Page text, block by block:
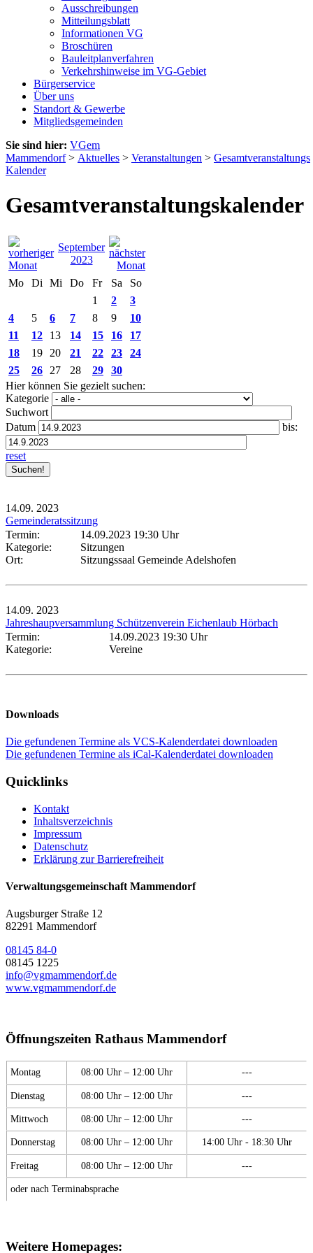
Ausschreibungen
Mitteilungsblatt
Informationen VG
Broschüren
Bauleitplanverfahren
Verkehrshinweise im VG-Gebiet
Bürgerservice
Über uns
Standort & Gewerbe
Mitgliedsgemeinden
Sie sind hier: VGem
Mammendorf> Aktuelles > Veranstaltungen > Gesamtveranstaltungs
Kalender
Gesamtveranstaltungskalender
September
2023
Mo
Di Mi Do Fr Sa
So
1
2
3
4
5 6 7 8 9
10
11
12 13 14 15 16
17
18
19 20 21 22 23
24
25
26 27 28 29
30
Hier können Sie gezielt suchen:
Kategorie
Suchwort
Datum
bis:
reset
14.09. 2023
Gemeinderatssitzung
Termin:
14.09.2023 19:30 Uhr
Kategorie:
Sitzungen
Ort:
Sitzungssaal Gemeinde Adelshofen
14.09. 2023
Jahreshaupversammlung Schützenverein Eichenlaub Hörbach
Termin:
14.09.2023 19:30 Uhr
Kategorie:
Vereine
Downloads
Die gefundenen Termine als VCS-Kalenderdatei downloaden
Die gefundenen Termine als iCal-Kalenderdatei downloaden
Quicklinks
Kontakt
Inhaltsverzeichnis
Impressum
Datenschutz
Erklärung zur Barrierefreiheit
Verwaltungsgemeinschaft Mammendorf
Augsburger Straße 12
82291 Mammendorf
08145 84-0
08145 1225
info@vgmammendorf.de
www.vgmammendorf.de
Öffnungszeiten Rathaus Mammendorf
Montag 08:00 Uhr – 12:00 Uhr ---
Dienstag 08:00 Uhr – 12:00 Uhr ---
Mittwoch 08:00 Uhr – 12:00 Uhr ---
Donnerstag 08:00 Uhr – 12:00 Uhr 14:00 Uhr - 18:30 Uhr
Freitag 08:00 Uhr – 12:00 Uhr ---
oder nach Terminabsprache
Weitere Homepages: